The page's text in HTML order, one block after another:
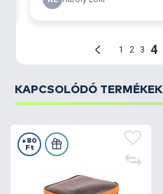
KAPCSOLÓDÓ TERMÉKEK
+80
Ft